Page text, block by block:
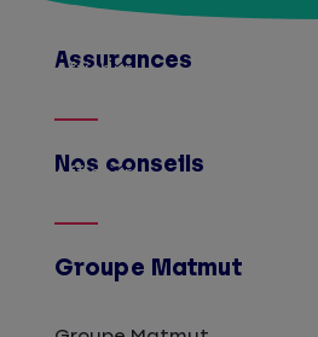
Assurances
Afficher
Nos conseils
Afficher
Groupe Matmut